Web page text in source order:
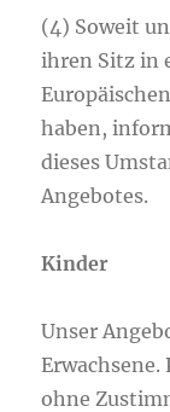
(4) Soweit
ihren Sitz in
haben,
dieses
Angebotes.
Kinder
Unser
Erwachsene.
ohne